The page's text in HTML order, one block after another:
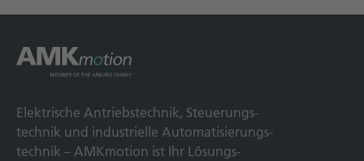
Elek­trische Antriebs­technik, Steuerungs­
technik und indus­trielle Automatisierungs­
technik – AMKmotion ist Ihr Lösungs­